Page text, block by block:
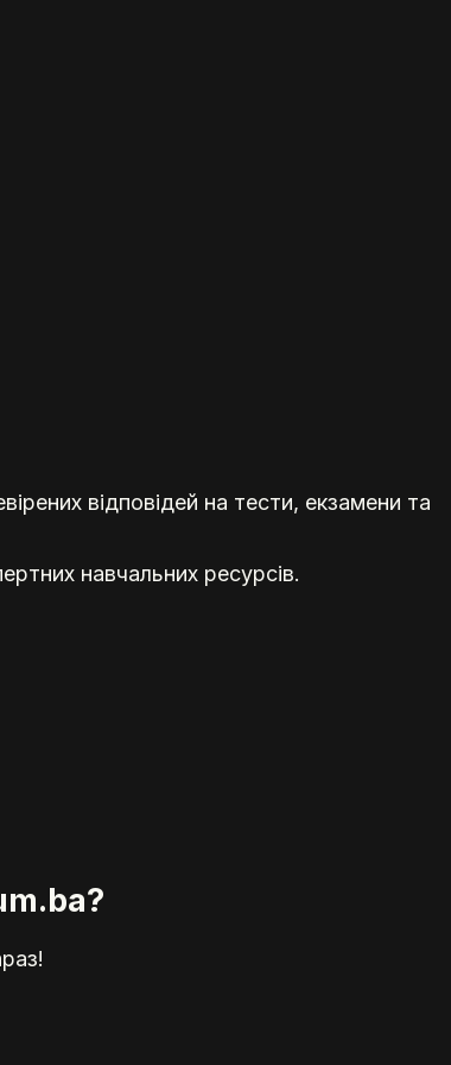
відповідей на тести, екзамени та
навчальних ресурсів.